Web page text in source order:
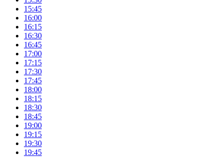
15:45
16:00
16:15
16:30
16:45
17:00
17:15
17:30
17:45
18:00
18:15
18:30
18:45
19:00
19:15
19:30
19:45